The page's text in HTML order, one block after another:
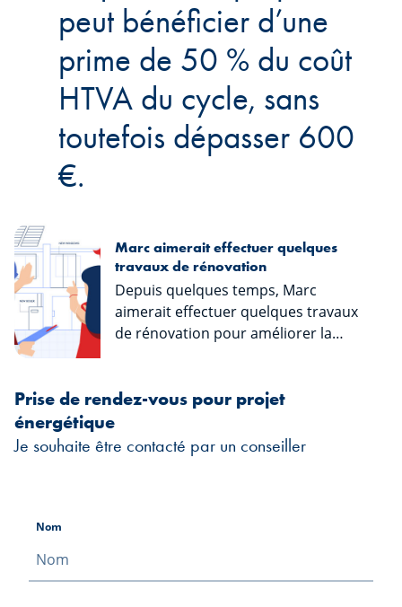
peut bénéficier d’une
prime de 50 % du coût
HTVA du cycle, sans
toutefois dépasser 600
€.
Marc aimerait effectuer quelques
travaux de rénovation
Depuis quelques temps, Marc
aimerait effectuer quelques travaux
de rénovation pour améliorer la
trouvait déjà à l’agence pour son
profité pour découvrir le Conseil
Aides & Financement de Spuerkeess.
Prise de rendez-vous pour projet
énergétique
Je souhaite être contacté par un conseiller
Nom